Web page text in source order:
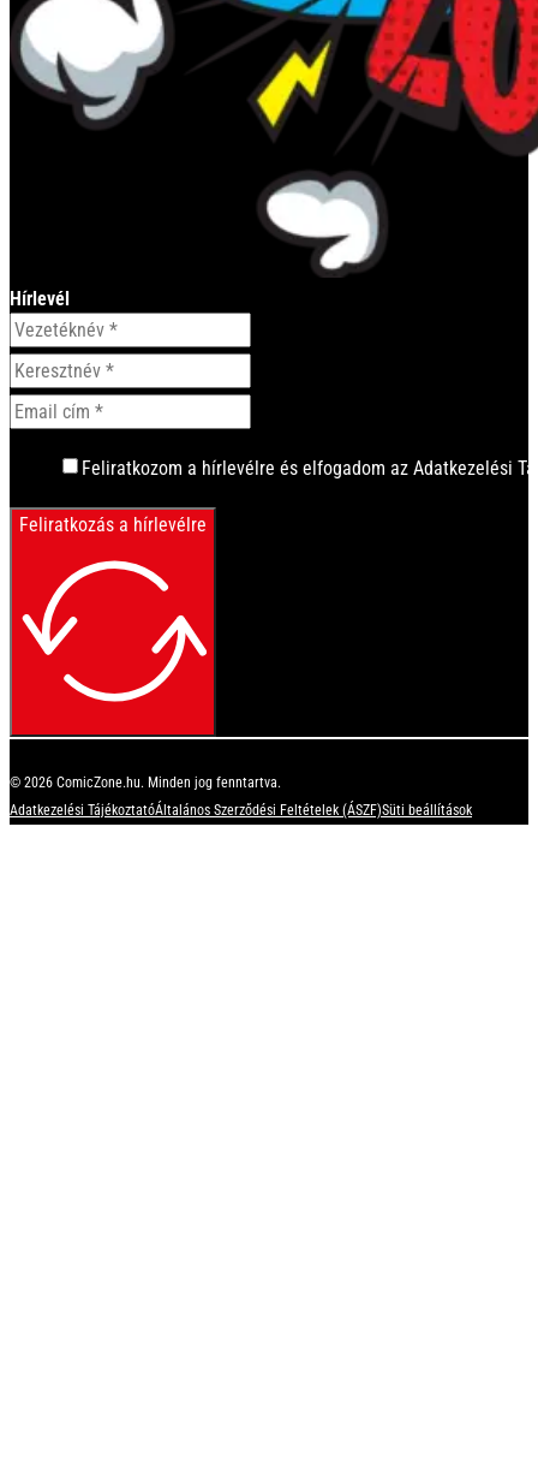
Hírlevél
Feliratkozom a hírlevélre és elfogadom az Adatkezelési
Feliratkozás a hírlevélre
© 2026 ComicZone.hu. Minden jog fenntartva.
Adatkezelési TájékoztatóÁltalános Szerződési Feltételek (ÁSZF)Süti beállítások